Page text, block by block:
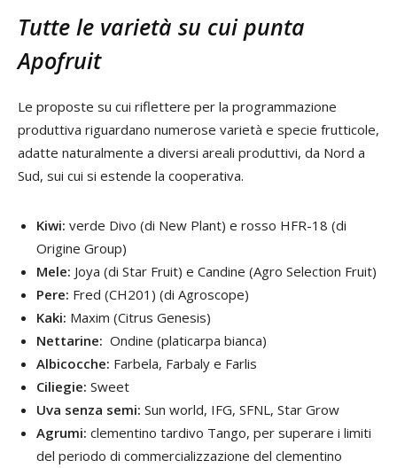
Tutte le varietà su cui punta
Apofruit
Le proposte su cui riflettere per la programmazione
produttiva riguardano numerose varietà e specie frutticole,
adatte naturalmente a diversi areali produttivi, da Nord a
Sud, sui cui si estende la cooperativa.
Kiwi: verde Divo (di New Plant) e rosso HFR-18 (di
Origine Group)
Mele: Joya (di Star Fruit) e Candine (Agro Selection Fruit)
Pere: Fred (CH201) (di Agroscope)
Kaki: Maxim (Citrus Genesis)
Nettarine: Ondine (platicarpa bianca)
Albicocche: Farbela, Farbaly e Farlis
Ciliegie: Sweet
Uva senza semi: Sun world, IFG, SFNL, Star Grow
Agrumi: clementino tardivo Tango, per superare i limiti
del periodo di commercializzazione del clementino